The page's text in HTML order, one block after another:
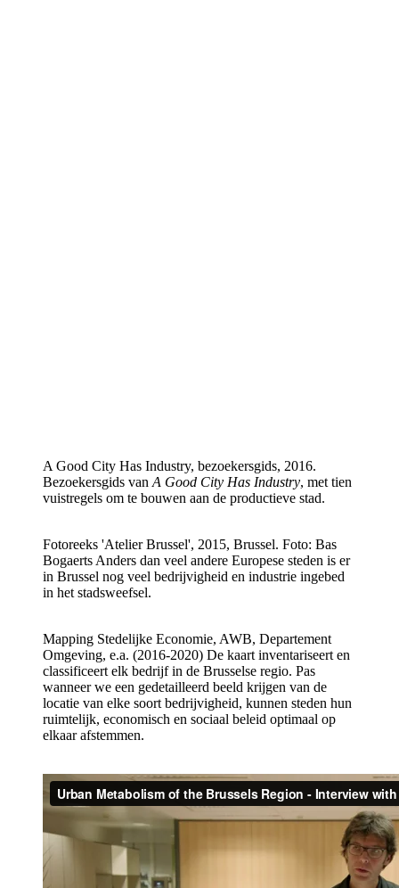
A Good City Has Industry, bezoekersgids, 2016.
Bezoekersgids van A Good City Has Industry, met tien
vuistregels om te bouwen aan de productieve stad.
Fotoreeks 'Atelier Brussel', 2015, Brussel. Foto: Bas
Bogaerts Anders dan veel andere Europese steden is er
in Brussel nog veel bedrijvigheid en industrie ingebed
in het stadsweefsel.
Mapping Stedelijke Economie, AWB, Departement
Omgeving, e.a. (2016-2020) De kaart inventariseert en
classificeert elk bedrijf in de Brusselse regio. Pas
wanneer we een gedetailleerd beeld krijgen van de
locatie van elke soort bedrijvigheid, kunnen steden hun
ruimtelijk, economisch en sociaal beleid optimaal op
elkaar afstemmen.